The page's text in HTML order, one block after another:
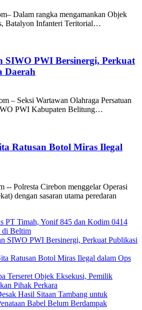
Dalam rangka mengamankan Objek
Batalyon Infanteri Teritorial…
SIWO PWI Bersinergi, Perkuat
Daerah
– Seksi Wartawan Olahraga Persatuan
PWI Kabupaten Belitung…
Ratusan Botol Miras Ilegal
-- Polresta Cirebon menggelar Operasi
dengan sasaran utama peredaran
PT Timah, Yonif 845 dan Kodim 0414
di Beltim
SIWO PWI Bersinergi, Perkuat Publikasi
Ratusan Botol Miras Ilegal dalam Ops
Terseret Objek Eksekusi, Pemilik
Pihak Perkara
Hasil Sitaan Tambang untuk
Babel Belum Berdampak